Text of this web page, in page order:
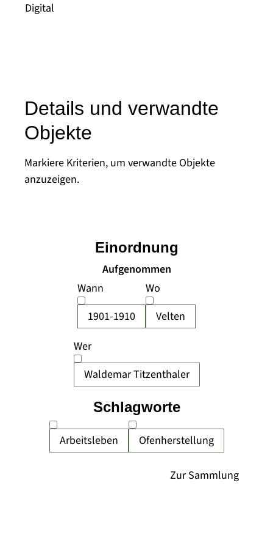
Digital
Details und verwandte
Objekte
Markiere Kriterien, um verwandte Objekte
anzuzeigen.
Aufgenommen
Wann
1901-1910
Wo
Velten
Wer
Waldemar Titzenthaler
Arbeitsleben Ofenherstellung
Einordnung
Schlagworte